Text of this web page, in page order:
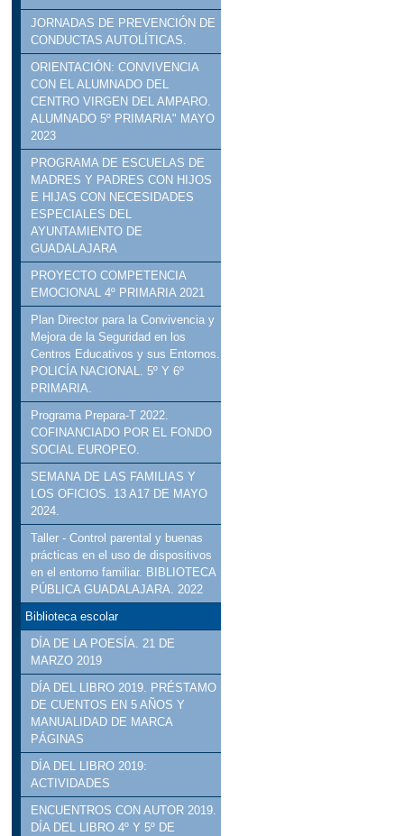
JORNADAS DE PREVENCIÓN DE
CONDUCTAS AUTOLÍTICAS.
ORIENTACIÓN: CONVIVENCIA
CON EL ALUMNADO DEL
CENTRO VIRGEN DEL AMPARO.
ALUMNADO 5º PRIMARIA" MAYO
2023
PROGRAMA DE ESCUELAS DE
MADRES Y PADRES CON HIJOS
E HIJAS CON NECESIDADES
ESPECIALES DEL
AYUNTAMIENTO DE
GUADALAJARA
PROYECTO COMPETENCIA
EMOCIONAL 4º PRIMARIA 2021
Plan Director para la Convivencia y
Mejora de la Seguridad en los
Centros Educativos y sus Entornos.
POLICÍA NACIONAL. 5º Y 6º
PRIMARIA.
Programa Prepara-T 2022.
COFINANCIADO POR EL FONDO
SOCIAL EUROPEO.
SEMANA DE LAS FAMILIAS Y
LOS OFICIOS. 13 A17 DE MAYO
2024.
Taller - Control parental y buenas
prácticas en el uso de dispositivos
en el entorno familiar. BIBLIOTECA
PÚBLICA GUADALAJARA. 2022
Biblioteca escolar
DÍA DE LA POESÍA. 21 DE
MARZO 2019
DÍA DEL LIBRO 2019. PRÉSTAMO
DE CUENTOS EN 5 AÑOS Y
MANUALIDAD DE MARCA
PÁGINAS
DÍA DEL LIBRO 2019:
ACTIVIDADES
ENCUENTROS CON AUTOR 2019.
DÍA DEL LIBRO 4º Y 5º DE